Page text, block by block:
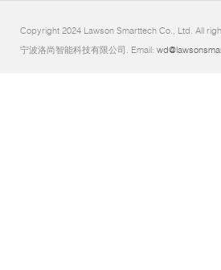
Copyright 2024 Lawson Smarttech Co., Ltd. All
宁波洛尚智能科技有限公司. Email: